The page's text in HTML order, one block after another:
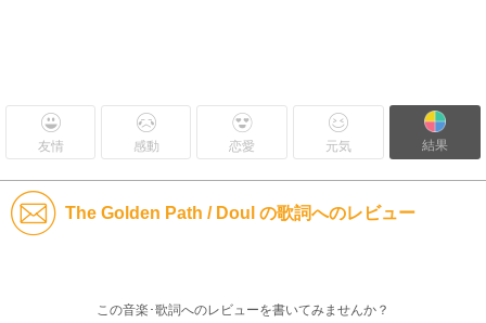
友情 感動 恋愛 元気 結果
The Golden Path / Doul の歌詞へのレビュー
この音楽･歌詞へのレビューを書いてみませんか？